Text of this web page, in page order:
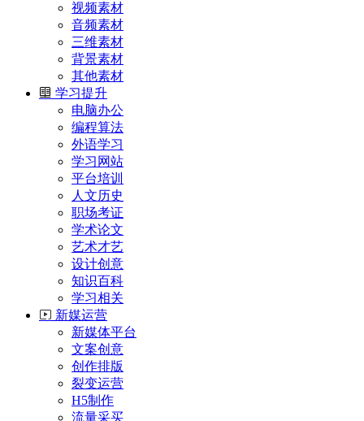
视频素材
音频素材
三维素材
背景素材
其他素材
学习提升
电脑办公
编程算法
外语学习
学习网站
平台培训
人文历史
职场考证
学术论文
艺术才艺
设计创意
知识百科
学习相关
新媒运营
新媒体平台
文案创意
创作排版
裂变运营
H5制作
流量采买